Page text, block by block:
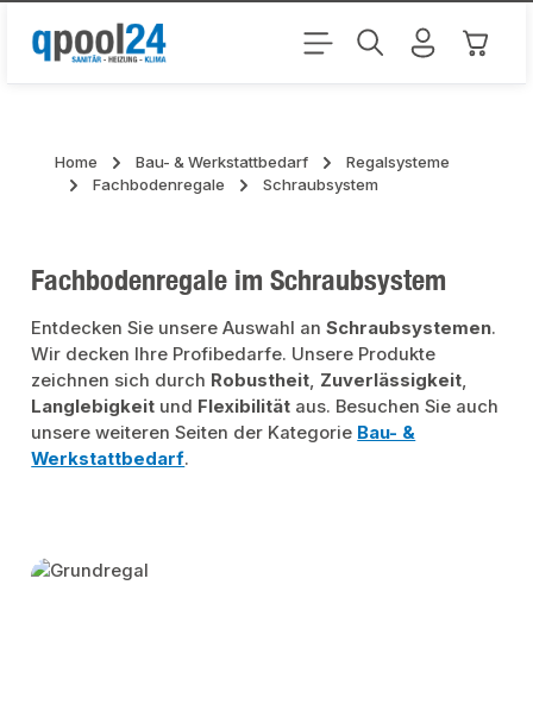
Zum Hauptinhalt springen
Home Bau- & Werkstattbedarf
Regalsysteme
Fachbodenregale
Schraubsystem
Fachbodenregale im Schraubsystem
Entdecken Sie unsere Auswahl anSchraubsystemen.
Wir decken Ihre Profibedarfe. Unsere Produkte
zeichnen sich durch Robustheit, Zuverlässigkeit,
Langlebigkeit und Flexibilität aus. Besuchen Sie auch
unsere weiteren Seiten der Kategorie Bau- &
Werkstattbedarf.
Kategoriegalerie überspringen